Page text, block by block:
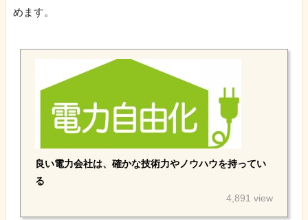
めます。
良い電力会社は、確かな技術力やノウハウを持ってい
る
4,891 view